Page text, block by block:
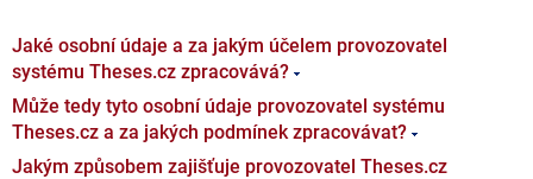
Jaké osobní údaje a za jakým účelem provozovatel
systému Theses.cz zpracovává?
Může tedy tyto osobní údaje provozovatel systému
Theses.cz a za jakých podmínek zpracovávat?
Jakým způsobem zajišťuje provozovatel Theses.cz